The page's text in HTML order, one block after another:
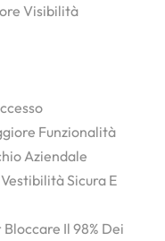
Visibilità
Funzionalità
Aziendale
Sicura E
Il 98% Dei